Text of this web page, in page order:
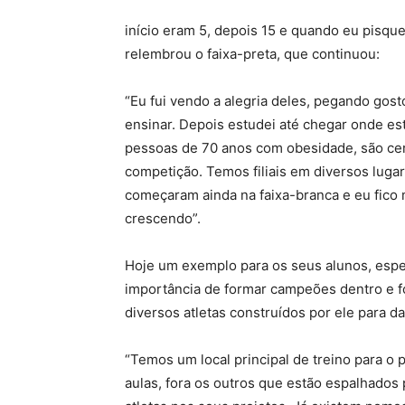
início eram 5, depois 15 e quando eu
relembrou o faixa-preta, que continuou:
“Eu fui vendo a alegria deles, pegando
ensinar. Depois estudei até chegar onde
pessoas de 70 anos com obesidade, são
competição. Temos filiais em diversos
começaram ainda na faixa-branca e eu
crescendo”.
Hoje um exemplo para os seus alunos,
importância de formar campeões dentro e
diversos atletas construídos por ele para
“Temos um local principal de treino para
aulas, fora os outros que estão